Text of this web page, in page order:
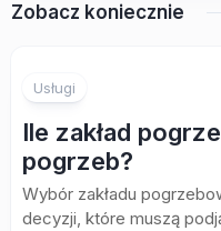
Zobacz koniecznie
Usługi
Ile zakład
pogrzeb?
Wybór zakładu
decyzji, które muszą